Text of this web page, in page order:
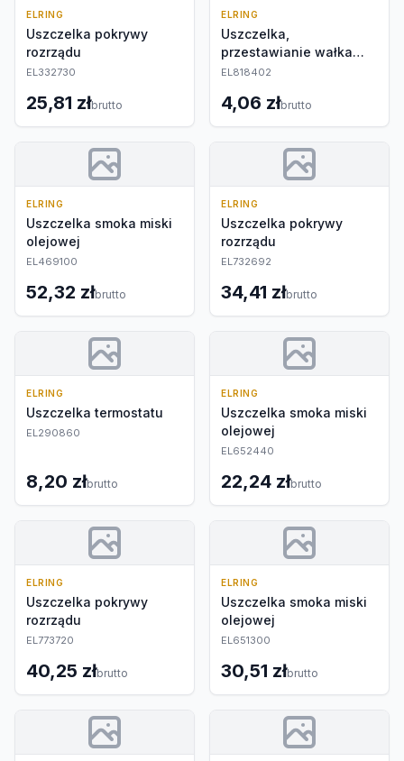
ELRING
Uszczelka pokrywy
rozrządu
EL332730
25,81 złbrutto
ELRING
Uszczelka,
przestawianie wałka
rozrządu
EL818402
4,06 złbrutto
ELRING
Uszczelka smoka miski
olejowej
EL469100
52,32 złbrutto
ELRING
Uszczelka pokrywy
rozrządu
EL732692
34,41 złbrutto
ELRING
Uszczelka termostatu
EL290860
8,20 złbrutto
ELRING
Uszczelka smoka miski
olejowej
EL652440
22,24 złbrutto
ELRING
Uszczelka pokrywy
rozrządu
EL773720
40,25 złbrutto
ELRING
Uszczelka smoka miski
olejowej
EL651300
30,51 złbrutto